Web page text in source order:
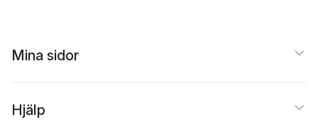
Mina sidor
Hjälp